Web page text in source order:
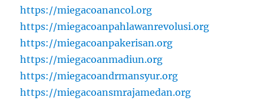
https://miegacoanancol.org
https://miegacoanpahlawanrevolusi.org
https://miegacoanpakerisan.org
https://miegacoanmadiun.org
https://miegacoandrmansyur.org
https://miegacoansmrajamedan.org